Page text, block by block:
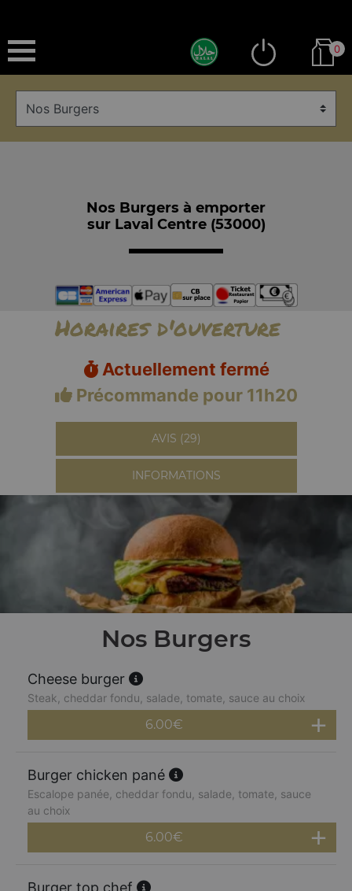
0
Nos Burgers à emporter
sur Laval Centre (53000)
Horaires d'ouverture
Actuellement fermé
Précommande pour 11h20
AVIS (29)
INFORMATIONS
Nos Burgers
Cheese burger
Steak, cheddar fondu, salade, tomate, sauce au choix
6.00€
Burger chicken pané
Escalope panée, cheddar fondu, salade, tomate, sauce
au choix
6.00€
Burger top chef